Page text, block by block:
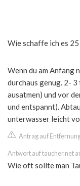
Wie schaffe ich es
Wenn du am Anfang
durchaus genug. 2-
ausatmen) und vor
und entspannt).
unterwasser leicht
Antrag auf
Antwort auf taucher.net
Wie oft sollte man